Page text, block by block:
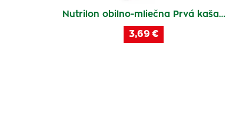
Nutrilon obilno-mliečna Prvá kaša…
3,69 €